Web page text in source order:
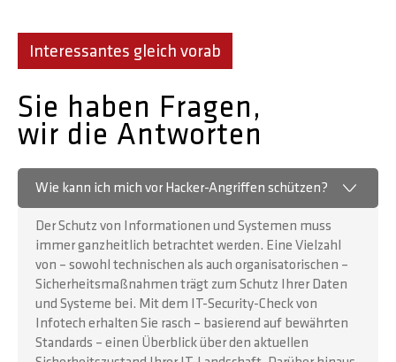
Sie haben Fragen,
wir die Antworten
Interessantes gleich vorab
Wie kann ich mich vor Hacker-Angriffen schützen?
Der Schutz von Informationen und Systemen muss
immer ganzheitlich betrachtet werden. Eine Vielzahl
von – sowohl technischen als auch organisatorischen –
Sicherheitsmaßnahmen trägt zum Schutz Ihrer Daten
und Systeme bei. Mit dem IT-Security-Check von
Infotech erhalten Sie rasch – basierend auf bewährten
Standards – einen Überblick über den aktuellen